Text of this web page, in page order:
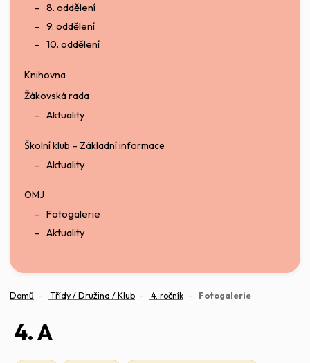
8. oddělení
9. oddělení
10. oddělení
Knihovna
Žákovská rada
Aktuality
Školní klub – Základní informace
Aktuality
OMJ
Fotogalerie
Aktuality
Domů Třídy / Družina / Klub 4. ročník Fotogalerie(aktuální)
4. A